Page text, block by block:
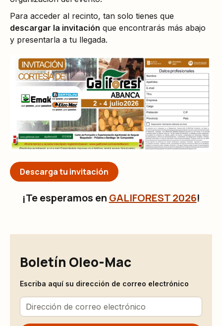
Para acceder al recinto, tan solo tienes que
descargar la invitación que encontrarás más abajo
y presentarla a tu llegada.
Descarga tu invitación
¡Te esperamos en GALIFOREST 2026!
Boletín Oleo-Mac
Escriba aquí su dirección de correo electrónico